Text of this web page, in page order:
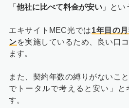
「 他社に比べて料金が安い 」とい
エキサイトMEC光では1年目の
ンを実施しているため、良い口
ます。
また、契約年数の縛りがないこ
でトータルで考えると安い」
す。